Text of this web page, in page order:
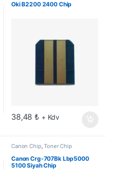
Oki B2200 2400 Chip
38,48₺ + Kdv
Canon Chip,Toner Chip
Canon Crg-707Bk Lbp5000
5100 Siyah Chip